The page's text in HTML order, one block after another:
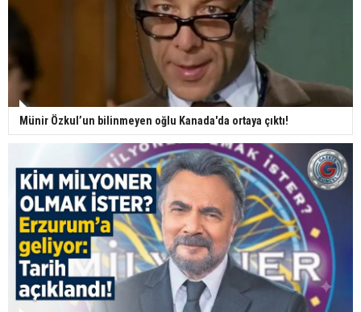
Münir Özkul’un bilinmeyen oğlu Kanada'da ortaya çıktı!